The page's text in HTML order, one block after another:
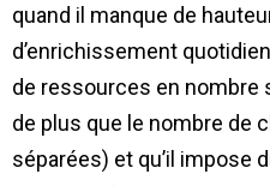
quand il manque de
d’enrichissement
de ressources en nombre
de plus que le nombre de
séparées) et qu’il impose